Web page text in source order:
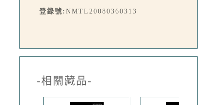
登錄號: NMTL20080360313
-相關藏品-